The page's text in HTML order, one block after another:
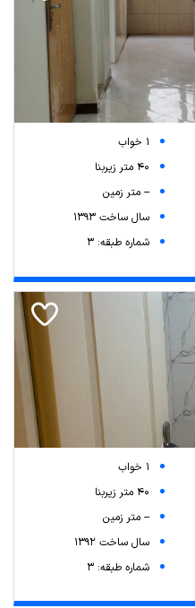
1 خواب
40 متر زیربنا
-- متر زمین
سال ساخت 1393
شماره طبقه: 3
1 خواب
40 متر زیربنا
-- متر زمین
سال ساخت 1392
شماره طبقه: 3